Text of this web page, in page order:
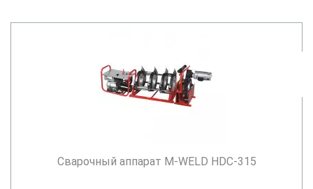
Сварочный аппарат M-WELD HDC-315